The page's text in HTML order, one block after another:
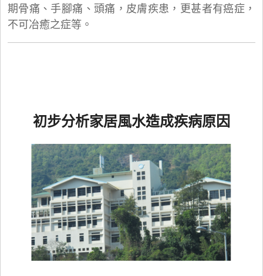
期骨痛、手腳痛、頭痛，皮膚疾患，更甚者有癌症，
不可冶癒之症等。
初步分析家居風水造成疾病原因